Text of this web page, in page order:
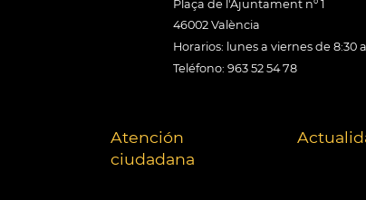
Plaça de l'Ajuntament nº 1
46002 València
Horarios: lunes a viernes de 8:30
Teléfono: 963 52 54 78
Atención
ciudadana